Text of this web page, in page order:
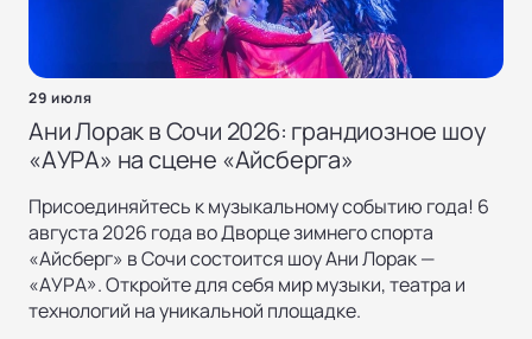
29 июля
Ани Лорак в Сочи 2026: грандиозное шоу
«AУРА» на сцене «Айсберга»
Присоединяйтесь к музыкальному событию года! 6
августа 2026 года во Дворце зимнего спорта
«Айсберг» в Сочи состоится шоу Ани Лорак —
«AУРА». Откройте для себя мир музыки, театра и
технологий на уникальной площадке.